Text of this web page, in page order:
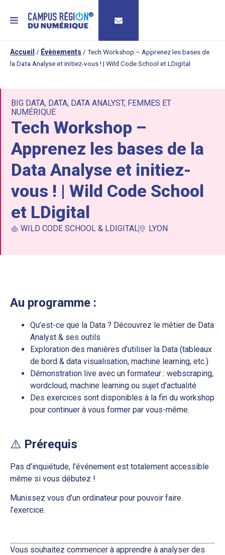
MENU
Accueil / Évènements / Tech Workshop – Apprenez les bases de
la Data Analyse et initiez-vous ! | Wild Code School et LDigital
BIG DATA, DATA, DATA ANALYST, FEMMES ET
NUMÉRIQUE
Tech Workshop –
Apprenez les bases de la
Data Analyse et initiez-
vous ! | Wild Code School
et LDigital
WILD CODE SCHOOL & LDIGITAL LYON
Au programme :
Qu’est-ce que la Data ? Découvrez le métier de Data
Analyst & ses outils
Exploration des manières d’utiliser la Data (tableaux
de bord & data visualisation, machine learning, etc.)
Démonstration live avec un formateur : webscraping,
wordcloud, machine learning ou sujet d’actualité
Des exercices sont disponibles à la fin du workshop
pour continuer à vous former par vous-même.
⚠️ Prérequis
Pas d’inquiétude, l’événement est totalement accessible
même si vous débutez !
Munissez vous d’un ordinateur pour pouvoir faire
l’exercice.
Vous souhaitez commencer à apprendre à analyser des